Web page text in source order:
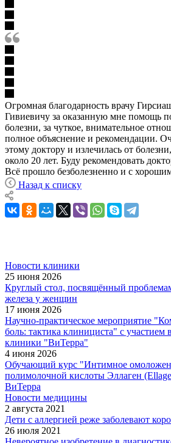
Огромная благодарность врачу
Гивиевичу за оказанную мне помощь
болезни, за чуткое, внимательное
полное объяснение и рекомендации.
этому доктору и излечилась от
около 20 лет. Буду рекомендовать
Всё прошло безболезненно и с
Назад к списку
Новости клиники
25 июня 2026
Круглый стол, посвящённый
железа у женщин
17 июня 2026
Научно-практическое мероприятие
боль: тактика клинициста" с участием
клиники "ВиТерра"
4 июня 2026
Обучающий курс "Интимное
полимолочной кислоты Эллаген
ВиТерра
Новости медицины
2 августа 2021
Дети с аллергией реже заболевают
26 июля 2021